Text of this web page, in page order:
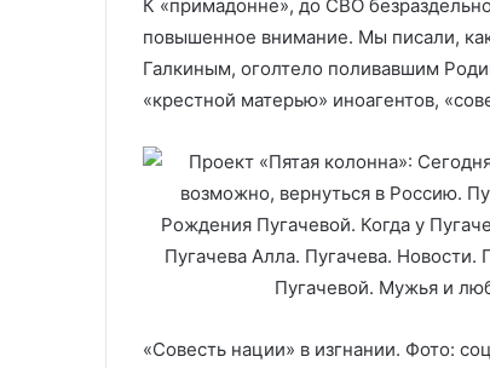
К «примадонне», до СВО
повышенное внимание. Мы писали,
Галкиным, оголтело поливавшим
«крестной матерью» иноагентов,
«Совесть нации» в изгнании. Фото: